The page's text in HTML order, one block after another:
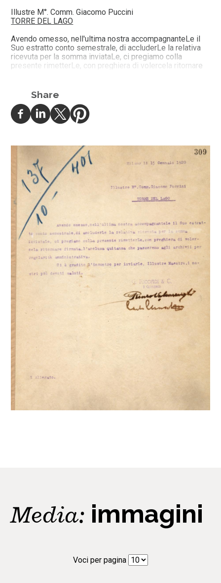
Illustre M°. Comm. Giacomo Puccini
TORRE DEL LAGO
Avendo omesso, nell'ultima nostra accompagnanteLe il
Suo estratto conto semestrale, di accluderLe la relativa
ricevuta per la somma inviataLe, ci pregiamo colla
presente rimetterLe, con preghiera di volercela ritornare
Ci è gradito l'incontro per inviarLe, Illustre Maestro, i
G. RICORDI & C.
I GERENTI
1 Allgato.
Share
Media: immagini
Voci per pagina